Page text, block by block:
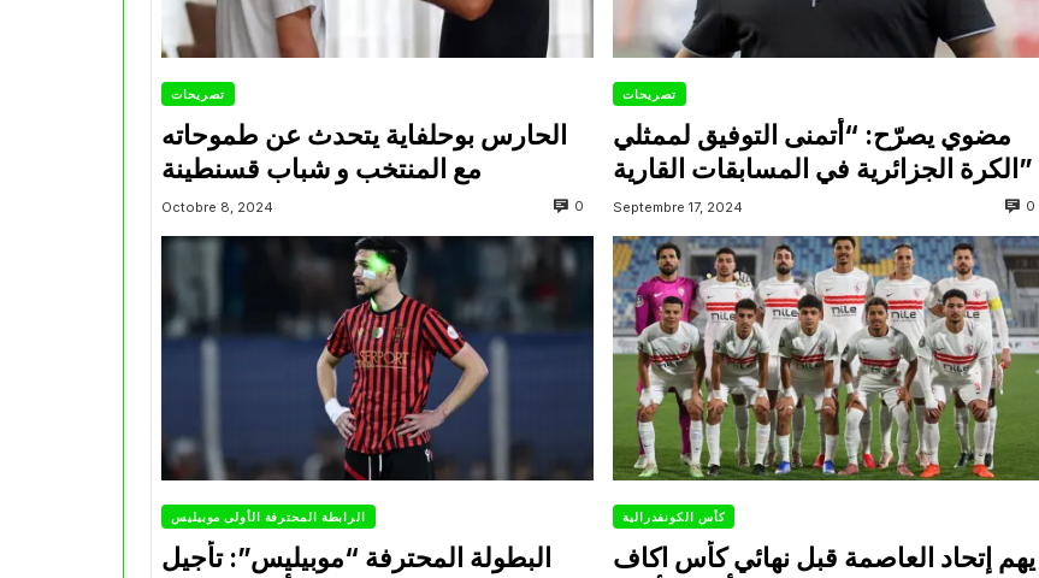
تصريحات
الحارس بوحلفاية يتحدث عن طموحاته
مع المنتخب و شباب قسنطينة
Octobre 8, 2024 0
تصريحات
مضوي يصرّح: “أتمنى التوفيق لممثلي
الكرة الجزائرية في المسابقات القارية”
Septembre 17, 2024 0
الرابطة المحترفة الأولى موبيليس
البطولة المحترفة “موبيليس”: تأجيل
كأس الكونفدرالية
يهم إتحاد العاصمة قبل نهائي كأس اكاف